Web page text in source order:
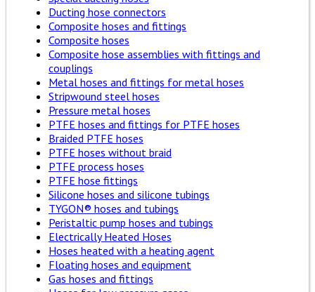
Ducting hose connectors
Composite hoses and fittings
Composite hoses
Composite hose assemblies with fittings and
couplings
Metal hoses and fittings for metal hoses
Stripwound steel hoses
Pressure metal hoses
PTFE hoses and fittings for PTFE hoses
Braided PTFE hoses
PTFE hoses without braid
PTFE process hoses
PTFE hose fittings
Silicone hoses and silicone tubings
TYGON® hoses and tubings
Peristaltic pump hoses and tubings
Electrically Heated Hoses
Hoses heated with a heating agent
Floating hoses and equipment
Gas hoses and fittings